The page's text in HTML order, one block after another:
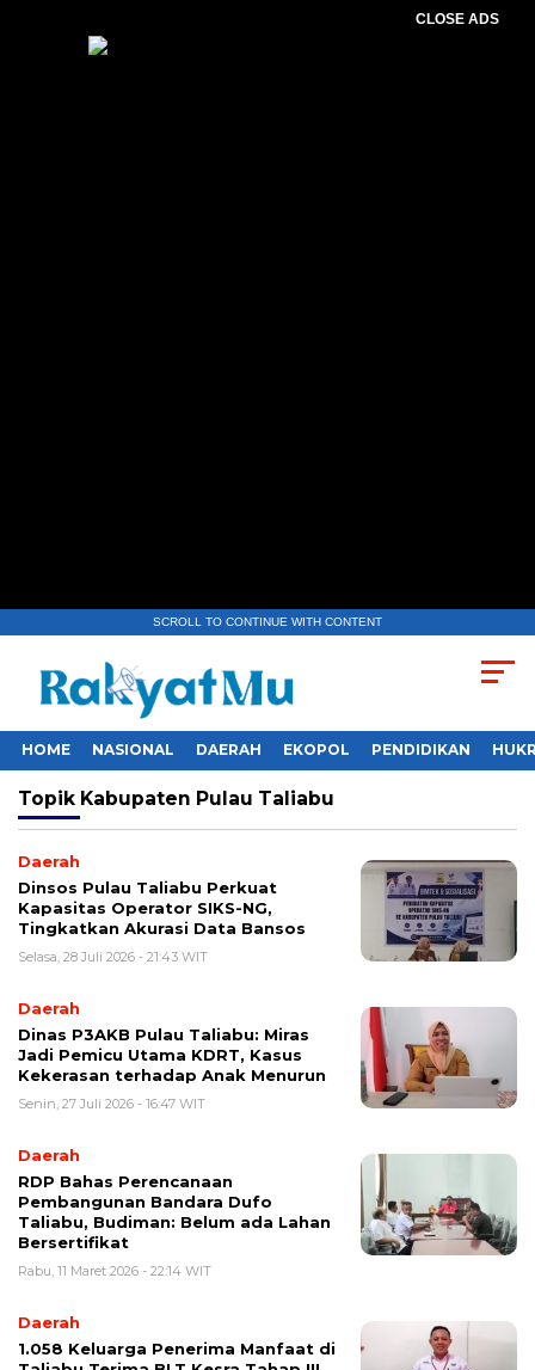
CLOSE ADS
SCROLL TO CONTINUE WITH CONTENT
HOME NASIONAL DAERAH EKOPOL PENDIDIKAN
Topik Kabupaten Pulau Taliabu
Daerah
Dinsos Pulau Taliabu Perkuat
Kapasitas Operator SIKS-NG,
Tingkatkan Akurasi Data Bansos
Selasa, 28 Juli 2026 - 21:43 WIT
Daerah
Dinas P3AKB Pulau Taliabu: Miras
Jadi Pemicu Utama KDRT, Kasus
Kekerasan terhadap Anak Menurun
Senin, 27 Juli 2026 - 16:47 WIT
Daerah
RDP Bahas Perencanaan
Pembangunan Bandara Dufo
Taliabu, Budiman: Belum ada Lahan
Bersertifikat
Rabu, 11 Maret 2026 - 22:14 WIT
Daerah
1.058 Keluarga Penerima Manfaat di